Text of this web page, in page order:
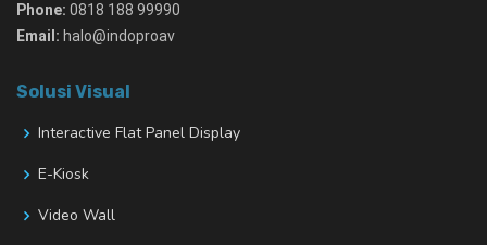
Phone: 0818 188 99990
Email: halo@indoproav
Solusi Visual
Interactive Flat Panel Display
E-Kiosk
Video Wall